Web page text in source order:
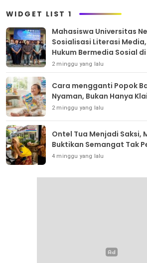
WIDGET LIST 1
Mahasiswa Universitas
Sosialisasi Literasi
Hukum Bermedia Sosial di
2 minggu yang lalu
Cara mengganti Popok
Nyaman, Bukan Hanya
2 minggu yang lalu
Ontel Tua Menjadi Saksi,
Buktikan Semangat Tak
4 minggu yang lalu